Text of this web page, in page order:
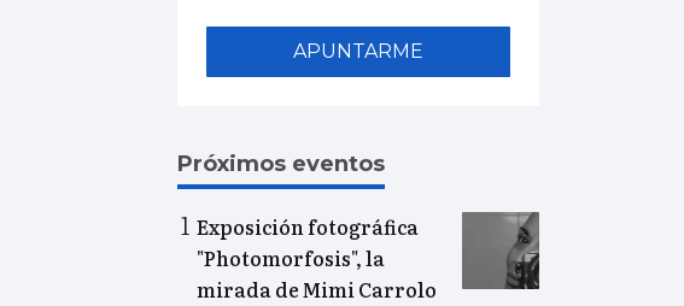
APUNTARME
Próximos eventos
Exposición fotográfica
"Photomorfosis", la
mirada de Mimi Carrolo